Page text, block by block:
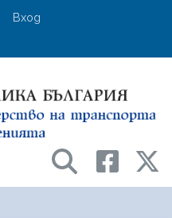
Премини
Вход